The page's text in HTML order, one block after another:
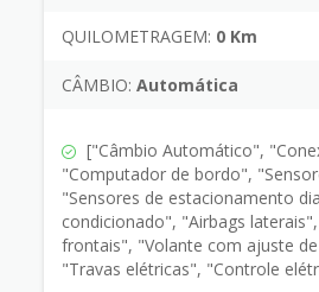
QUILOMETRAGEM: 0 Km
CÂMBIO: Automática
["Câmbio Automático",
"Computador de bordo",
"Sensores de estacionamento
condicionado", "Airbags
frontais", "Volante com ajuste
"Travas elétricas", "Controle